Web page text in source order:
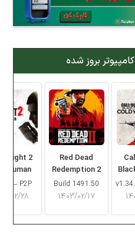
ما را در کانال رسمی دانلود در
بروز شده
Red Dead
Redemption 2
Build 1491.50
۱۴۰۳/۰۲/۱۷
Light 2
Human
– P2P
۱۴۰۳/